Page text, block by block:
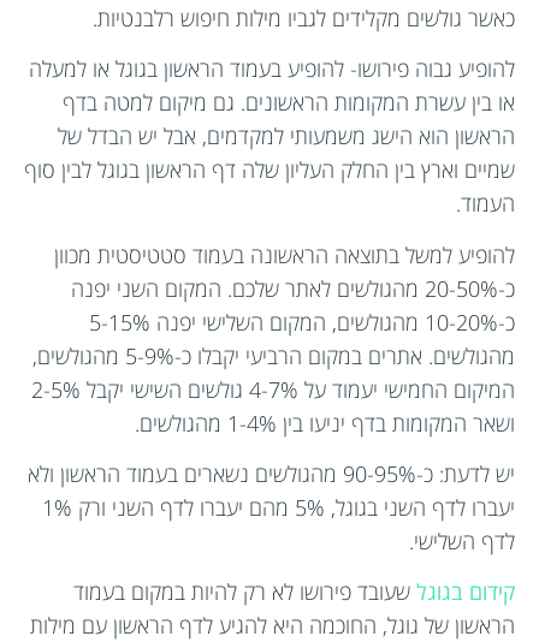
כאשר גולשים מקלידים לגביו מילות חיפוש רלבנטיות.
להופיע גבוה פירושו- להופיע בעמוד הראשון בגוגל או למעלה
או בין עשרת המקומות הראשונים. גם מיקום למטה בדף
הראשון הוא הישג משמעותי למקדמים, אבל יש הבדל של
שמיים וארץ בין החלק העליון שלה דף הראשון בגוגל לבין סוף
העמוד.
להופיע למשל בתוצאה הראשונה בעמוד סטטיסטית מכוון
כ-20-50% מהגולשים לאתר שלכם. המקום השני יפנה
כ-10-20% מהגולשים, המקום השלישי יפנה 5-15%
מהגולשים. אתרים במקום הרביעי יקבלו כ-5-9% מהגולשים,
המיקום החמישי יעמוד על 4-7% גולשים השישי יקבל 2-5%
ושאר המקומות בדף יניעו בין 1-4% מהגולשים.
יש לדעת: כ-90-95% מהגולשים נשארים בעמוד הראשון ולא
יעברו לדף השני בגוגל, 5% מהם יעברו לדף השני ורק 1%
לדף השלישי.
קידום בגוגל שעובד פירושו לא רק להיות במקום בעמוד
הראשון של גוגל, החוכמה היא להגיע לדף הראשון עם מילות